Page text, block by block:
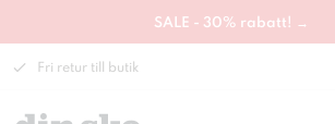
SALE - 30% rabatt! →
Fri retur till butik